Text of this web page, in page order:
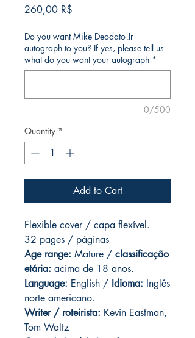
260,00 R$
Do you want Mike Deodato Jr
autograph to you? If yes, please tell us
what do you want your autograph *
0/500
Quantity *
Add to Cart
Flexible cover / capa flexível.
32 pages / páginas
Age range: Mature / classificação
etária: acima de 18 anos.
Language: English / Idioma: Inglês
norte americano.
Writer / roteirista: Kevin Eastman,
Tom Waltz